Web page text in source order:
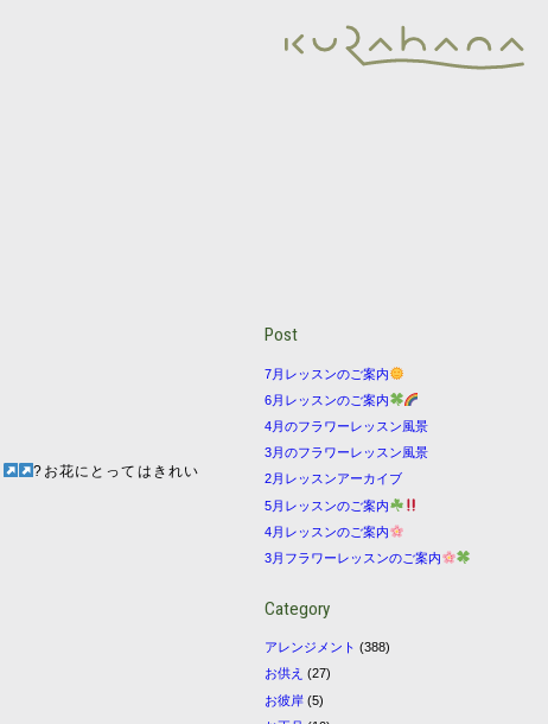
?お花にとってはきれい
Post
7月レッスンのご案内
6月レッスンのご案内
4月のフラワーレッスン風景
3月のフラワーレッスン風景
2月レッスンアーカイブ
5月レッスンのご案内
4月レッスンのご案内
3月フラワーレッスンのご案内
Category
アレンジメント (388)
お供え (27)
お彼岸 (5)